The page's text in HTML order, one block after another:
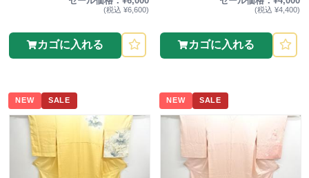
(税込 ¥6,600)
カゴに入れる
(税込 ¥4,400)
カゴに入れる
NEW SALE NEW SALE